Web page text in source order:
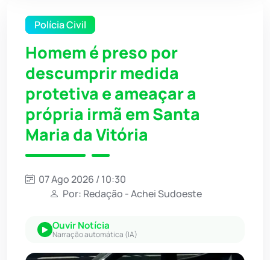
Polícia Civil
Homem é preso por
descumprir medida
protetiva e ameaçar a
própria irmã em Santa
Maria da Vitória
07 Ago 2026 / 10:30
Por: Redação - Achei Sudoeste
Ouvir Notícia
Narração automática (IA)